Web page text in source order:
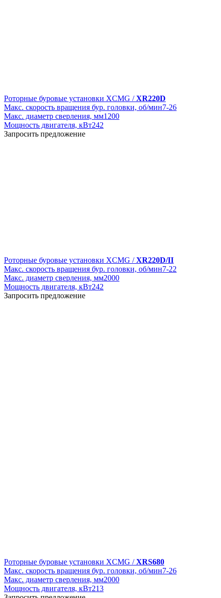
Роторные буровые установки XCMG /XR220D
Макс. скорость вращения бур. головки, об/мин7-26
Макс. диаметр сверления, мм1200
Мощность двигателя, кВт242
Запросить предложение
Роторные буровые установки XCMG /XR220D/II
Макс. скорость вращения бур. головки, об/мин7-22
Макс. диаметр сверления, мм2000
Мощность двигателя, кВт242
Запросить предложение
Роторные буровые установки XCMG /XRS680
Макс. скорость вращения бур. головки, об/мин7-26
Макс. диаметр сверления, мм2000
Мощность двигателя, кВт213